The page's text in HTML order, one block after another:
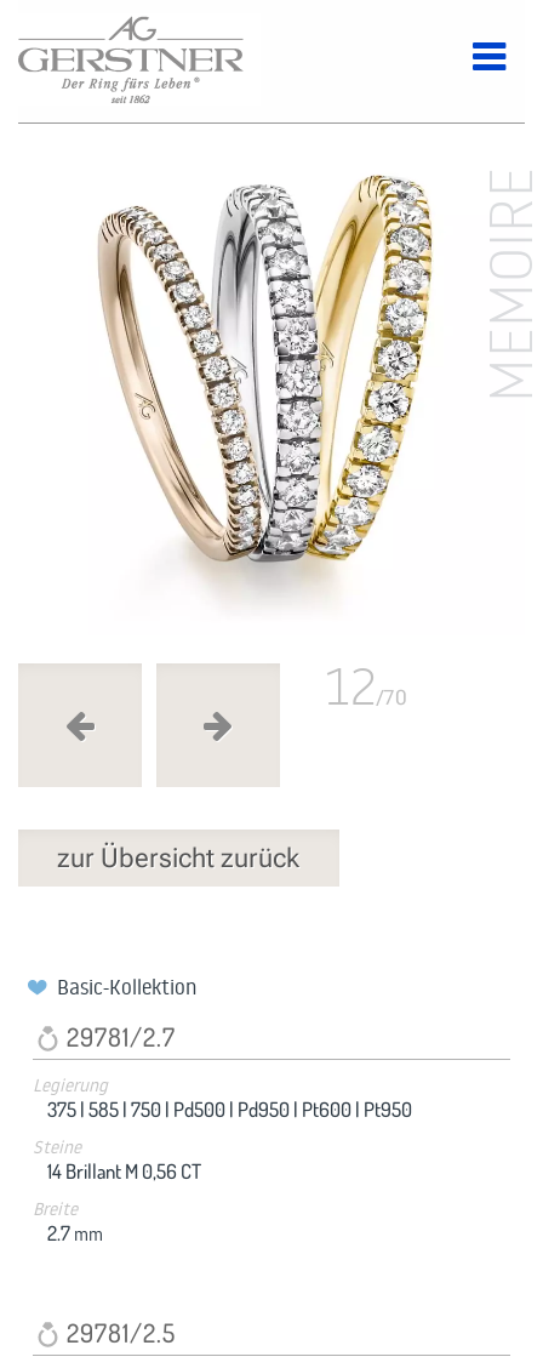
12/70
zur Übersicht zurück
Basic-Kollektion
29781/2.7
Legierung
375 |585 |750 | Pd500 | Pd950 | Pt600 | Pt950
Steine
14 Brillant M 0,56 CT
Breite
2.7 mm
29781/2.5